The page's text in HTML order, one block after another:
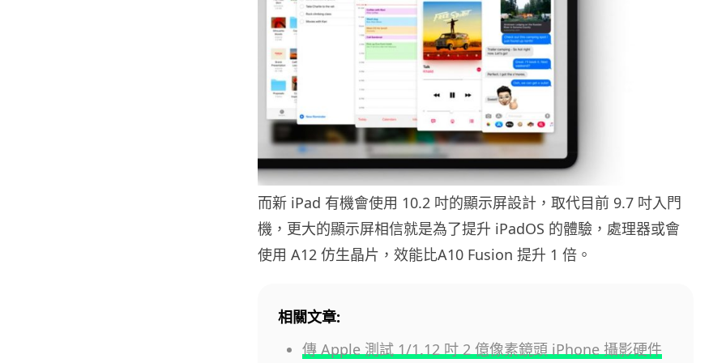
而新 iPad 有機會使用 10.2 吋的顯示屏設計，取代目前 9.7 吋入門
機，更大的顯示屏相信就是為了提升 iPadOS 的體驗，處理器或會
使用 A12 仿生晶片，效能比A10 Fusion 提升 1 倍。
相關文章:
傳 Apple 測試 1/1.12 吋 2 億像素鏡頭 iPhone 攝影硬件